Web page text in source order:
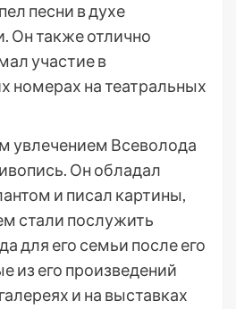
песни в духе
Он также отлично
участие в
номерах на театральных
увлечением Всеволода
Он обладал
и писал картины,
стали послужить
для его семьи после его
из его произведений
и на выставках